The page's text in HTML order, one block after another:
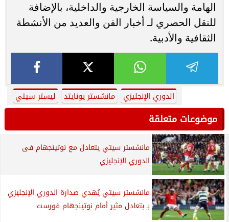
الهامة والسياسة الخارجية والداخلية، بالإضافة
للنقل الحصري لـ أخبار الفن والعديد من الأنشطة
الثقافية والأدبية.
الدوري الإنجليزي مانشستر يونايتد ليستر سيتي
موضوعات متعلقة
مانشستر سيتي يتعادل مع نوتينجهام فى
الدوري الإنجليزي
مانشستر سيتي يُهدي صدارة الدوري الإنجليزي
بـ بتعادل مثير أمام نوتينجهام فورست